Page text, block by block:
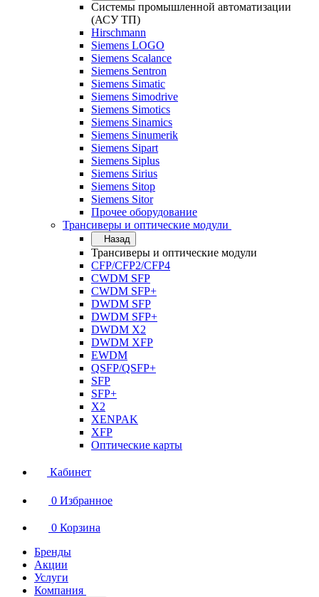
Системы промышленной автоматизации
(АСУ ТП)
Hirschmann
Siemens LOGO
Siemens Scalance
Siemens Sentron
Siemens Simatic
Siemens Simodrive
Siemens Simotics
Siemens Sinamics
Siemens Sinumerik
Siemens Sipart
Siemens Siplus
Siemens Sirius
Siemens Sitop
Siemens Sitor
Прочее оборудование
Трансиверы и оптические модули
Назад
Трансиверы и оптические модули
CFP/CFP2/CFP4
CWDM SFP
CWDM SFP+
DWDM SFP
DWDM SFP+
DWDM X2
DWDM XFP
EWDM
QSFP/QSFP+
SFP
SFP+
X2
XENPAK
XFP
Оптические карты
Кабинет
0 Избранное
0 Корзина
Бренды
Акции
Услуги
Компания